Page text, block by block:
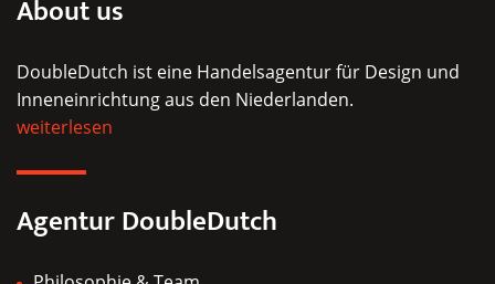
Optionen
können
gewählt
About us
DoubleDutch ist eine Handelsagentur für Design und
Inneneinrichtung aus den Niederlanden.
weiterlesen
Agentur DoubleDutch